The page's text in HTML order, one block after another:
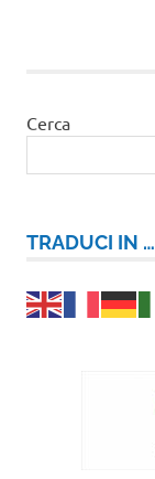
Cerca
TRADUCI IN …